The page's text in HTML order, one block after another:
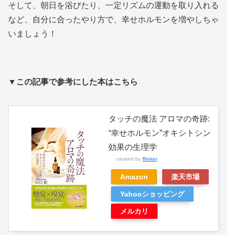
そして、朝日を浴びたり、一定リズムの運動を取り入れる
など、自分に合ったやり方で、幸せホルモンを増やしちゃ
いましょう！
▼この記事で参考にした本はこちら
タッチの魔法 アロマの奇跡:
“幸せホルモン”オキシトシン
効果の生理学
created by Rinker
Amazon 楽天市場
Yahooショッピング
メルカリ